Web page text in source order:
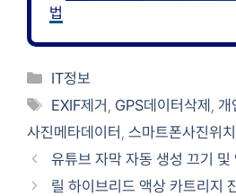
법
카
테
리
IT정보
태
그
EXIF제거 GPS데이터삭제 ,개
사진메타데이터 스마트폰사진위
유튜브 자막 자동 생성 끄기 및
릴 하이브리드 액상 카트리지